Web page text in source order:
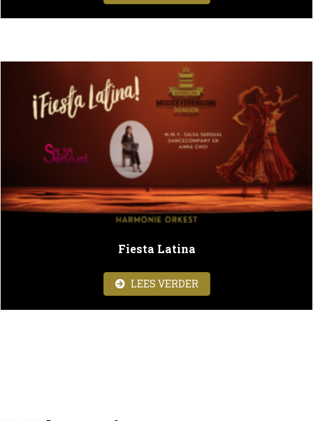
Fiesta Latina
LEES VERDERABOUT FIESTA LATINA